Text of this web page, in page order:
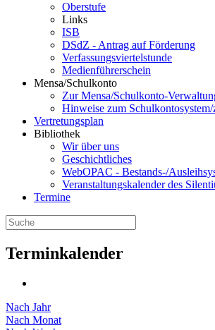
Oberstufe
Links
ISB
DSdZ - Antrag auf Förderung
Verfassungsviertelstunde
Medienführerschein
Mensa/Schulkonto
Zur Mensa/Schulkonto-
Hinweise zum
Vertretungsplan
Bibliothek
Wir über uns
Geschichtliches
WebOPAC - Bestands-/
Veranstaltungskalender des
Termine
Terminkalender
Nach Jahr
Nach Monat